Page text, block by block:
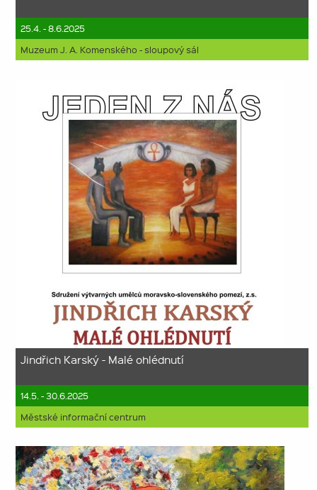
25.4. - 8.6.2025
Muzeum J. A. Komenského - sloupový sál
Jindřich Karský - Malé ohlédnutí
14.5. - 30.6.2025
Městské informační centrum